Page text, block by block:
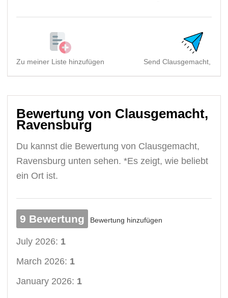
Zu meiner Liste hinzufügen Send Clausgemacht,
Bewertung von Clausgemacht,
Ravensburg
Du kannst die Bewertung von Clausgemacht,
Ravensburg unten sehen. *Es zeigt, wie beliebt
ein Ort ist.
9 Bewertung Bewertung hinzufügen
July 2026: 1
March 2026: 1
January 2026: 1